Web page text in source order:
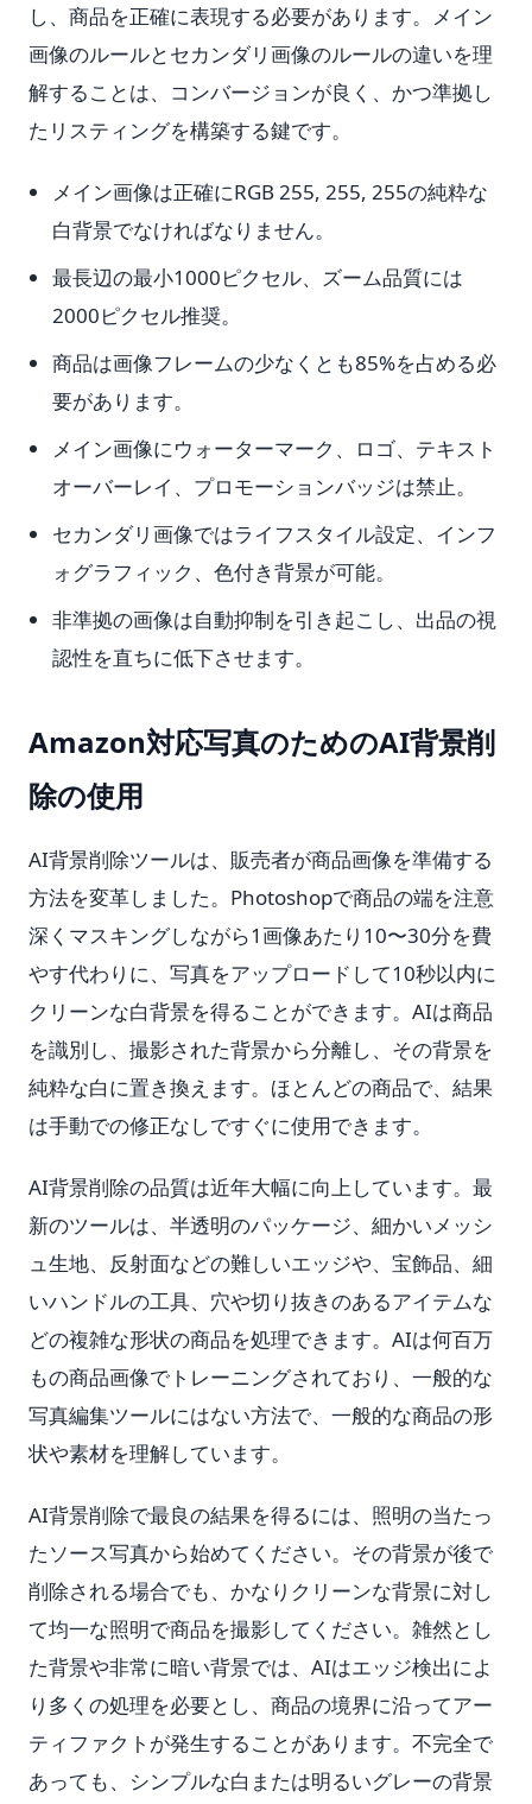
し、商品を正確に表現する必要があります。メイン
画像のルールとセカンダリ画像のルールの違いを理
解することは、コンバージョンが良く、かつ準拠し
たリスティングを構築する鍵です。
メイン画像は正確にRGB 255, 255, 255の純粋な
白背景でなければなりません。
最長辺の最小1000ピクセル、ズーム品質には
2000ピクセル推奨。
商品は画像フレームの少なくとも85%を占める必
要があります。
メイン画像にウォーターマーク、ロゴ、テキスト
オーバーレイ、プロモーションバッジは禁止。
セカンダリ画像ではライフスタイル設定、インフ
ォグラフィック、色付き背景が可能。
非準拠の画像は自動抑制を引き起こし、出品の視
認性を直ちに低下させます。
Amazon対応写真のためのAI背景削
除の使用
AI背景削除ツールは、販売者が商品画像を準備する
方法を変革しました。Photoshopで商品の端を注意
深くマスキングしながら1画像あたり10〜30分を費
やす代わりに、写真をアップロードして10秒以内に
クリーンな白背景を得ることができます。AIは商品
を識別し、撮影された背景から分離し、その背景を
純粋な白に置き換えます。ほとんどの商品で、結果
は手動での修正なしですぐに使用できます。
AI背景削除の品質は近年大幅に向上しています。最
新のツールは、半透明のパッケージ、細かいメッシ
ュ生地、反射面などの難しいエッジや、宝飾品、細
いハンドルの工具、穴や切り抜きのあるアイテムな
どの複雑な形状の商品を処理できます。AIは何百万
もの商品画像でトレーニングされており、一般的な
写真編集ツールにはない方法で、一般的な商品の形
状や素材を理解しています。
AI背景削除で最良の結果を得るには、照明の当たっ
たソース写真から始めてください。その背景が後で
削除される場合でも、かなりクリーンな背景に対し
て均一な照明で商品を撮影してください。雑然とし
た背景や非常に暗い背景では、AIはエッジ検出によ
り多くの処理を必要とし、商品の境界に沿ってアー
ティファクトが発生することがあります。不完全で
あっても、シンプルな白または明るいグレーの背景